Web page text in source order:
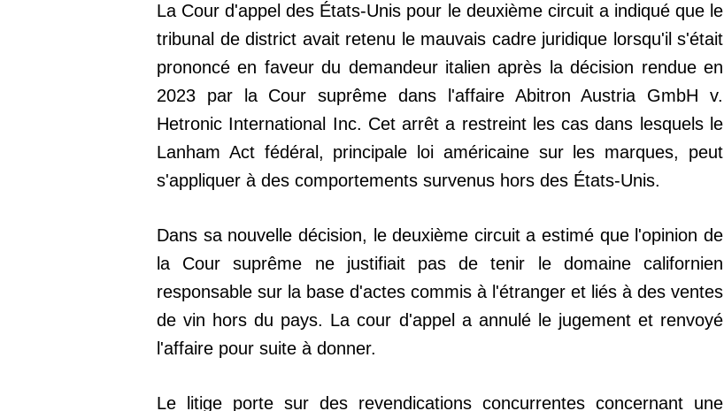
La Cour d'appel des États-Unis pour le deuxième circuit a indiqué que le
tribunal de district avait retenu le mauvais cadre juridique lorsqu'il s'était
prononcé en faveur du demandeur italien après la décision rendue en
2023 par la Cour suprême dans l'affaire Abitron Austria GmbH v.
Hetronic International Inc. Cet arrêt a restreint les cas dans lesquels le
Lanham Act fédéral, principale loi américaine sur les marques, peut
s'appliquer à des comportements survenus hors des États-Unis.
Dans sa nouvelle décision, le deuxième circuit a estimé que l'opinion de
la Cour suprême ne justifiait pas de tenir le domaine californien
responsable sur la base d'actes commis à l'étranger et liés à des ventes
de vin hors du pays. La cour d'appel a annulé le jugement et renvoyé
l'affaire pour suite à donner.
Le litige porte sur des revendications concurrentes concernant une